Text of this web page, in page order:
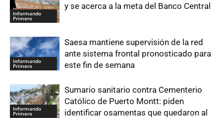
Informando
Primero
y se acerca a la meta del Banco Central
Informando
Primero
Saesa mantiene supervisión de la red
ante sistema frontal pronosticado para
este fin de semana
Informando
Primero
Sumario sanitario contra Cementerio
Católico de Puerto Montt: piden
identificar osamentas que quedaron al